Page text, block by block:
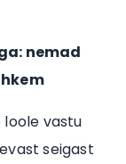
nemad
loole vastu
seigast